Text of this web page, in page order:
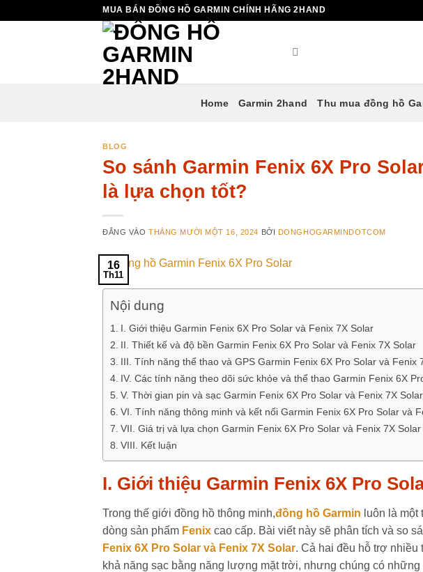
MUA BÁN ĐỒNG HỒ GARMIN CHÍNH HÃNG 2HAND
Home Garmin 2hand Thu mua đồng hồ
BLOG
So sánh Garmin Fenix 6X Pro
là lựa chọn tốt?
ĐĂNG VÀOTHÁNG MƯỜI MỘT 16, 2024 BỞI DONGHOGARMINDOTCOM
16
Th11
Nội dung
I. Giới thiệu Garmin Fenix 6X Pro Solar và Fenix 7X Solar
II. Thiết kế và độ bền Garmin Fenix 6X Pro Solar và Fenix 7X Solar
III. Tính năng thể thao và GPS Garmin Fenix 6X Pro Solar và Fenix
IV. Các tính năng theo dõi sức khỏe và thể thao Garmin Fenix 6X
V. Thời gian pin và sạc Garmin Fenix 6X Pro Solar và Fenix 7X Solar
VI. Tính năng thông minh và kết nối Garmin Fenix 6X Pro Solar và
VII. Giá trị và lựa chọn Garmin Fenix 6X Pro Solar và Fenix 7X Solar
VIII. Kết luận
I. Giới thiệu Garmin Fenix 6X Pro
Trong thế giới đồng hồ thông minh,đồng hồ Garmin luôn là
dòng sản phẩm Fenix cao cấp. Bài viết này sẽ phân tích và so
Fenix 6X Pro Solar và Fenix 7X Solar. Cả hai đều hỗ trợ nhiều
khả năng sạc bằng năng lượng mặt trời, nhưng chúng có những